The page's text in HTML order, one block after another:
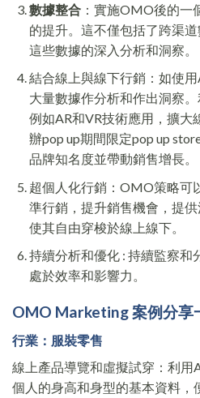
數據整合：實施OMO後的一
的提升。這不僅包括了跨渠
這些數據的深入分析和洞察。
結合線上與線下行銷：如使
大量數據作分析和作出洞察
例如AR和VR技術應用，擴大
辦pop up期間限定pop up
品牌知名度並帶動銷售增長。
超個人化行銷：OMO策略可
準行銷，提升銷售機會，提
使其自由穿梭於線上線下。
持續分析和優化 : 持續監察和
處於效率和影響力。
OMO Marketing 案例分享
行業：服裝零售
線上產品導覽和虛擬試穿：利用
個人的身高和身型的基本資料，